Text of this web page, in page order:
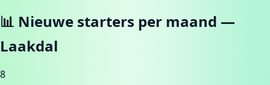
📊 Nieuwe starters per maand —
Laakdal
8